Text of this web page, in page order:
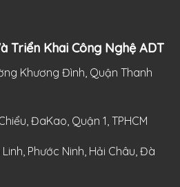
Triển Khai Công Nghệ ADT
Khương Đình, Quận Thanh
ĐaKao, Quận 1, TPHCM
Phước Ninh, Hải Châu, Đà